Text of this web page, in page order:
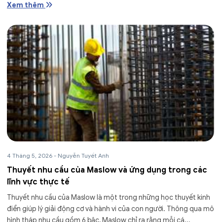
Xem thêm
4 Tháng 5, 2026 - Nguyễn Tuyết Anh
Thuyết nhu cầu của Maslow và ứng dụng trong các
lĩnh vực thực tế
Thuyết nhu cầu của Maslow là một trong những học thuyết kinh
điển giúp lý giải động cơ và hành vi của con người. Thông qua mô